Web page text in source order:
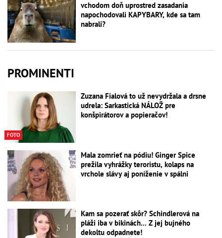
vchodom doň uprostred zasadania
napochodovali KAPYBARY, kde sa tam
nabrali?
PROMINENTI
FOTO
Zuzana Fialová to už nevydržala a drsne
udrela: Sarkastická NÁLOŽ pre
konšpirátorov a popieračov!
Mala zomrieť na pódiu! Ginger Spice
prežila vyhrážky teroristu, kolaps na
vrchole slávy aj poníženie v spálni
Kam sa pozerať skôr? Schindlerová na
pláži iba v bikinách... Z jej bujného
dekoltu odpadnete!